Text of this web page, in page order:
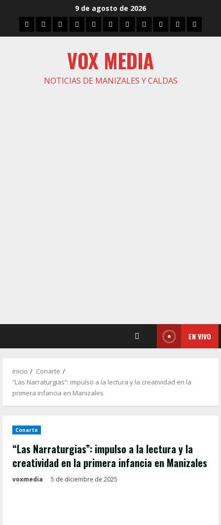
contenido
9 de agosto de 2026
InicioCaldasManizales
PolíticaMunicipios
Vías
Zona
Verde
Caricatura
ConarteCrónicas
VOX MEDIA
NOTICIAS DE MANIZALES Y CALDAS
EN VIVO
Inicio
Conarte
“Las Narraturgias”: impulso a la lectura y la creatividad en la
primera infancia en Manizales
Conarte
“Las Narraturgias”: impulso a la lectura y la
creatividad en la primera infancia en Manizales
voxmedia 5 de diciembre de 2025